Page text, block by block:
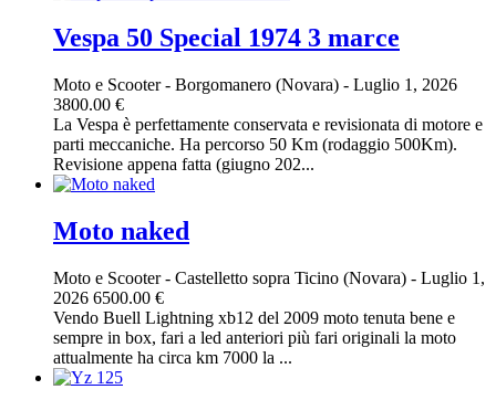
Vespa 50 Special 1974 3 marce
Moto e Scooter- Borgomanero (Novara) - Luglio 1, 2026
3800.00 €
La Vespa è perfettamente conservata e revisionata di motore e
parti meccaniche. Ha percorso 50 Km (rodaggio 500Km).
Revisione appena fatta (giugno 202...
Moto naked
Moto e Scooter- Castelletto sopra Ticino (Novara) - Luglio 1,
2026 6500.00 €
Vendo Buell Lightning xb12 del 2009 moto tenuta bene e
sempre in box, fari a led anteriori più fari originali la moto
attualmente ha circa km 7000 la ...